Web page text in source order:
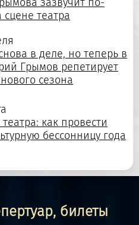
театра
в деле, но теперь в
Грымов репетирует
сезона
как провести
бессонницу года
билеты